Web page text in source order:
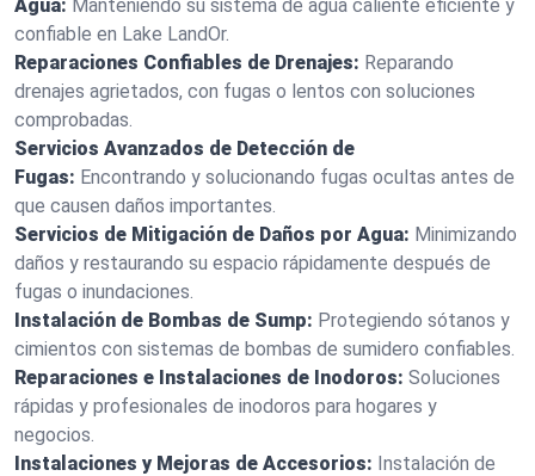
Agua: Manteniendo su sistema de agua caliente eficiente y
confiable en Lake LandOr.
Reparaciones Confiables de Drenajes: Reparando
drenajes agrietados, con fugas o lentos con soluciones
comprobadas.
Servicios Avanzados de Detección de
Fugas: Encontrando y solucionando fugas ocultas antes de
que causen daños importantes.
Servicios de Mitigación de Daños por Agua: Minimizando
daños y restaurando su espacio rápidamente después de
fugas o inundaciones.
Instalación de Bombas de Sump: Protegiendo sótanos y
cimientos con sistemas de bombas de sumidero confiables.
Reparaciones e Instalaciones de Inodoros: Soluciones
rápidas y profesionales de inodoros para hogares y
negocios.
Instalaciones y Mejoras de Accesorios: Instalación de